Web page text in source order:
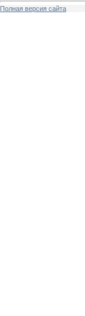
Полная версия сайта